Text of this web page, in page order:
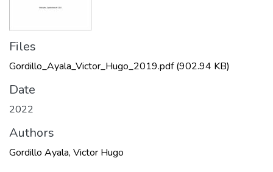
Files
Gordillo_Ayala_Victor_Hugo_2019.pdf(902.94 KB)
Date
2022
Authors
Gordillo Ayala, Victor Hugo